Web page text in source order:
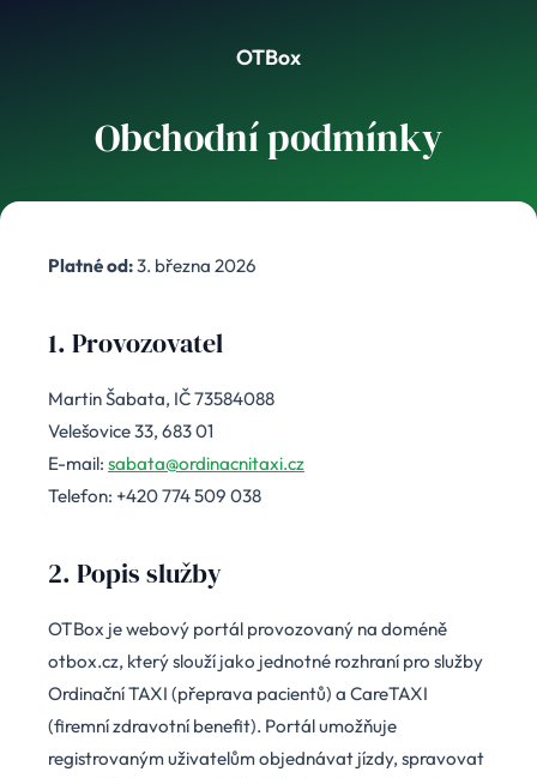
OTBox
Obchodní podmínky
Platné od:3. března 2026
1. Provozovatel
Martin Šabata, IČ 73584088
Velešovice 33, 683 01
E-mail: sabata@ordinacnitaxi.cz
Telefon: +420 774 509 038
2. Popis služby
OTBox je webový portál provozovaný na doméně
otbox.cz, který slouží jako jednotné rozhraní pro služby
Ordinační TAXI (přeprava pacientů) a CareTAXI
(firemní zdravotní benefit). Portál umožňuje
registrovaným uživatelům objednávat jízdy, spravovat